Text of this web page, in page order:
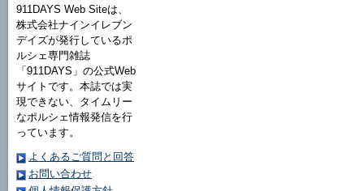
911DAYS Web Siteは、
株式会社ナインイレブン
デイズが発行しているポ
ルシェ専門雑誌
「911DAYS」の公式Web
サイトです。本誌では実
現できない、タイムリー
なポルシェ情報発信を行
っています。
よくあるご質問と回答
お問い合わせ